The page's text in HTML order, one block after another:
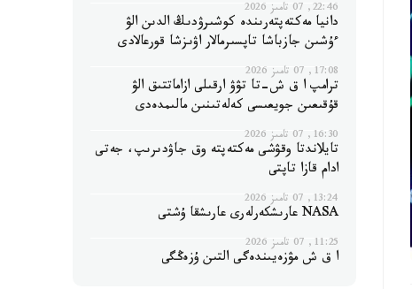
22:46, 07 تامىز 2026
دانيا مەكتەپتەرىندە كوشىرۋدىڭ الدىن الۋ
ءۇشىن جازباشا تاپسىرمالار اۋىزشا قورعالادى
17:08, 07 تامىز 2026
ترامپ ا ق ش-تا تۋۋ ارقىلى ازاماتتىق الۋ
قۇقىعىن جويعىسى كەلەتىنىن مالىمدەدى
16:30, 07 تامىز 2026
تايلاندتا وقۋشى مەكتەپتە وق جاۋدىرىپ، جەتى
ادام قازا تاپتى
13:24, 07 تامىز 2026
NASA عارىشكەرلەرى عارىشقا ۇشتى
11:25, 07 تامىز 2026
ا ق ش مۋزەيىندەگى التىن ۇزەڭگى